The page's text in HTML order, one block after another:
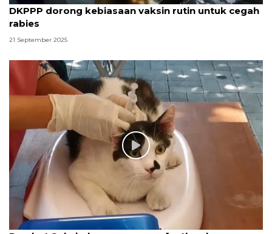
DKPPP dorong kebiasaan vaksin rutin untuk cegah
rabies
21 September 2025